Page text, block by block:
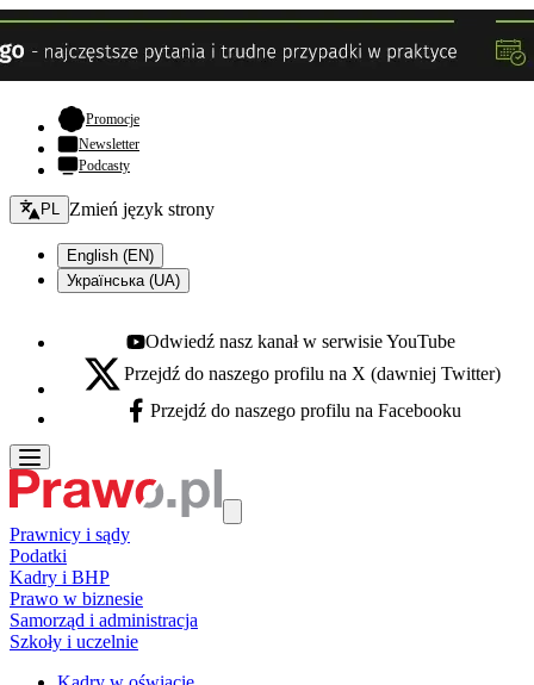
Promocje- otwiera się w nowej karcie
Newsletter
Podcasty
Zmień język - bieżący:
PL Zmień język strony
English (EN)
Українська (UA)
Youtube - otwiera się w nowej karcie
Odwiedź nasz kanał w serwisie YouTube
X - otwiera się w nowej karcie
Przejdź do naszego profilu na X (dawniej Twitter)
Facebook - otwiera się w nowej karcie
Przejdź do naszego profilu na Facebooku
Prawnicy i sądy
Podatki
Kadry i BHP
Prawo w biznesie
Samorząd i administracja
Szkoły i uczelnie